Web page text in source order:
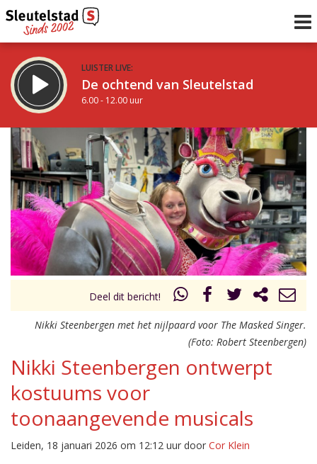
LUISTER LIVE:
De ochtend van Sleutelstad
6.00 - 12.00 uur
STRAKS:
De middag van Sleutelstad
12.00 - 18.00 uur
Vorig uur
uur 1 van 0 Volgend uur
Inklappen
Deel dit bericht!
Nikki Steenbergen met het nijlpaard voor The Masked Singer.
(Foto: Robert Steenbergen)
Nikki Steenbergen ontwerpt
kostuums voor
toonaangevende musicals
Leiden, 18 januari 2026 om 12:12 uur door Cor Klein